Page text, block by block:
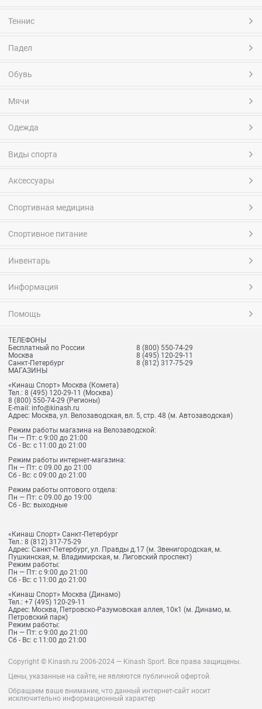
Теннис
Падел
Обувь
Мячи
Одежда
Виды спорта
Аксессуары
Спортивная медицина
Спортивное питание
Инвентарь
Информация
Помощь
ТЕЛЕФОНЫ
Бесплатный по России
8 (800) 550-74-29
Москва
8 (495) 120-29-11
Санкт-Петербург
8 (812) 317-75-29
МАГАЗИНЫ
«Кинаш Спорт» Москва (Комета)
Тел.: 8 (495) 120-29-11 (Москва)
8 (800) 550-74-29 (Регионы)
E-mail: info@kinash.ru
Адрес: Москва, ул. Велозаводская, вл. 5, стр. 48 (м. Автозаводская)
Режим работы магазина на Велозаводской:
Пн — Пт: с 9:00 до 21:00
Сб - Вс: с 11:00 до 21:00
Режим работы интернет-магазина:
Пн — Пт: с 09.00 до 21:00
Сб - Вс: с 09:00 до 21:00
Режим работы оптового отдела:
Пн — Пт: с 09.00 до 19:00
Сб - Вс: выходные
«Кинаш Спорт» Санкт-Петербург
Тел.: 8 (812) 317-75-29
Адрес: Санкт-Петербург, ул. Правды д.17 (м. Звенигородская, м.
Пушкинская, м. Владимирская, м. Лиговский проспект)
Режим работы:
Пн — Пт: с 9:00 до 21:00
Сб - Вс: с 11:00 до 21:00
«Кинаш Спорт» Москва (Динамо)
Тел.: +7 (495) 120-29-11
Адрес: Москва, Петровско-Разумовская аллея, 10к1 (м. Динамо, м.
Петровский парк)
Режим работы:
Пн — Пт: с 9:00 до 21:00
Сб - Вс: с 11:00 до 21:00
Copyright © Kinash.ru 2006-2024 — Kinash Sport. Все права защищены.
Цены, указанные на сайте, не являются публичной офертой.
Обращаем ваше внимание, что данный интернет-сайт носит
исключительно информационный характер